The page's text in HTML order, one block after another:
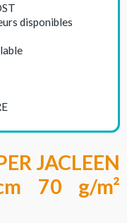
disponibles
JACLEEN
70 g/m²